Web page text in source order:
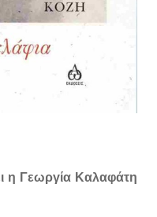
η Γεωργία Καλαφάτη